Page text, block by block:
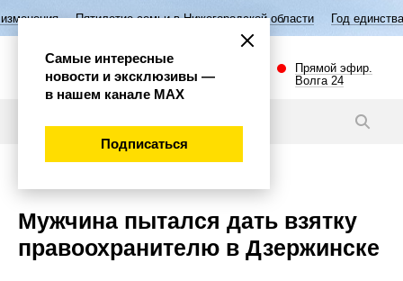
семьи в Нижегородской области Год единства народов России
Прямой эфир.
Волга 24
Мужчина пытался дать взятку
правоохранителю в Дзержинске
Самые интересные
новости и эксклюзивы —
в нашем канале МАХ
Подписаться